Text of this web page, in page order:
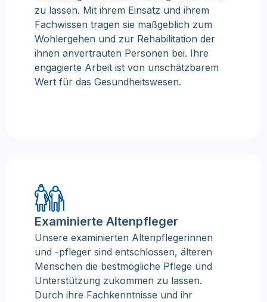
zu lassen. Mit ihrem Einsatz und ihrem
Fachwissen tragen sie maßgeblich zum
Wohlergehen und zur Rehabilitation der
ihnen anvertrauten Personen bei. Ihre
engagierte Arbeit ist von unschätzbarem
Wert für das Gesundheitswesen.
Examinierte Altenpfleger
Unsere examinierten Altenpflegerinnen
und -pfleger sind entschlossen, älteren
Menschen die bestmögliche Pflege und
Unterstützung zukommen zu lassen.
Durch ihre Fachkenntnisse und ihr